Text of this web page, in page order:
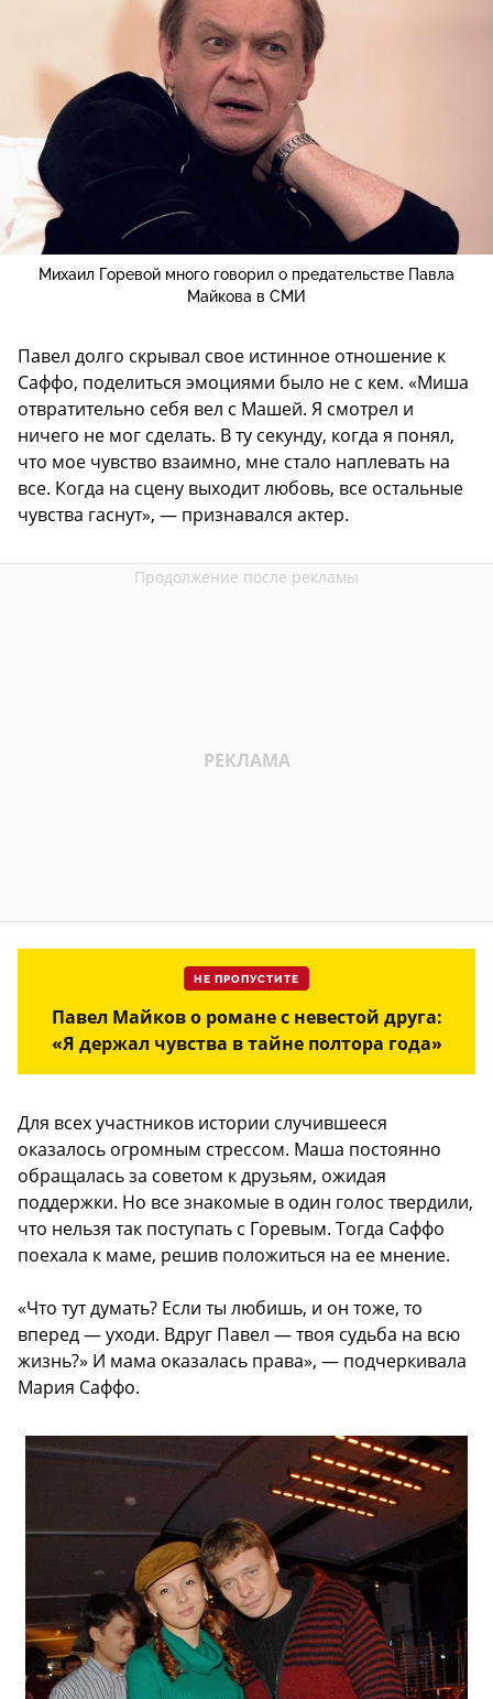
Михаил Горевой много говорил о предательстве Павла
Майкова в СМИ
Павел долго скрывал свое истинное отношение к
Саффо, поделиться эмоциями было не с кем. «Миша
отвратительно себя вел с Машей. Я смотрел и
ничего не мог сделать. В ту секунду, когда я понял,
что мое чувство взаимно, мне стало наплевать на
все. Когда на сцену выходит любовь, все остальные
чувства гаснут», — признавался актер.
НЕ ПРОПУСТИТЕ
Павел Майков о романе с невестой друга:
«Я держал чувства в тайне полтора года»
Для всех участников истории случившееся
оказалось огромным стрессом. Маша постоянно
обращалась за советом к друзьям, ожидая
поддержки. Но все знакомые в один голос твердили,
что нельзя так поступать с Горевым. Тогда Саффо
поехала к маме, решив положиться на ее мнение.
«Что тут думать? Если ты любишь, и он тоже, то
вперед — уходи. Вдруг Павел — твоя судьба на всю
жизнь?» И мама оказалась права», — подчеркивала
Мария Саффо.